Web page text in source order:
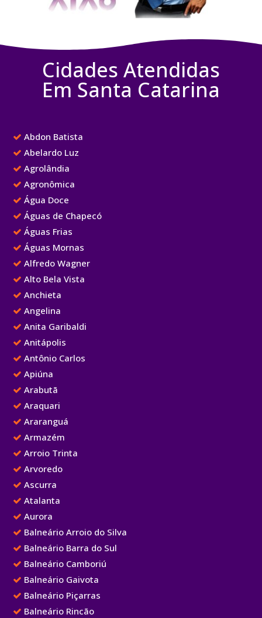
Cidades Atendidas
Em Santa Catarina
Abdon Batista
Abelardo Luz
Agrolândia
Agronômica
Água Doce
Águas de Chapecó
Águas Frias
Águas Mornas
Alfredo Wagner
Alto Bela Vista
Anchieta
Angelina
Anita Garibaldi
Anitápolis
Antônio Carlos
Apiúna
Arabutã
Araquari
Araranguá
Armazém
Arroio Trinta
Arvoredo
Ascurra
Atalanta
Aurora
Balneário Arroio do Silva
Balneário Barra do Sul
Balneário Camboriú
Balneário Gaivota
Balneário Piçarras
Balneário Rincão